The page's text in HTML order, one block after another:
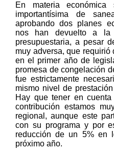
En materia
importantísima de
aprobando dos planes
nos han devuelto a la
presupuestaria, a pesar
muy adversa, que requirió
en el primer año de
promesa de congelación
fue estrictamente
mismo nivel de
Hay que tener en
contribución estamos
regional, aunque este
con su programa y por
reducción de un 5% en
próximo año.